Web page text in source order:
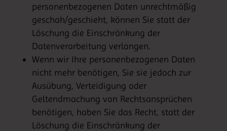
personenbezogenen Daten unrechtmäßig
geschah/geschieht, können Sie statt der
Löschung die Einschränkung der
Datenverarbeitung verlangen.
Wenn wir Ihre personenbezogenen Daten
nicht mehr benötigen, Sie sie jedoch zur
Ausübung, Verteidigung oder
Geltendmachung von Rechtsansprüchen
benötigen, haben Sie das Recht, statt der
Löschung die Einschränkung der